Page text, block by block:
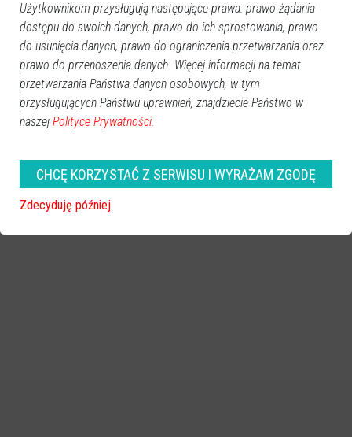
zobacz więcej zdjęć
Użytkownikom przysługują następujące prawa: prawo żądania
dostępu do swoich danych, prawo do ich sprostowania, prawo
do usunięcia danych, prawo do ograniczenia przetwarzania oraz
prawo do przenoszenia danych. Więcej informacji na temat
przetwarzania Państwa danych osobowych, w tym
przysługujących Państwu uprawnień, znajdziecie Państwo w
naszej Polityce Prywatności.
CHCĘ KORZYSTAĆ Z SERWISU I WYRAŻAM ZGODĘ
Zdecyduję później